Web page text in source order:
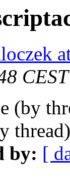
(by
by: [